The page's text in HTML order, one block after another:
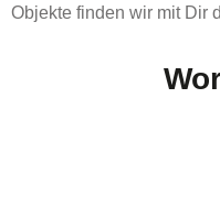
Objekte finden wir mit Dir